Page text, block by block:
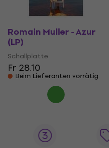
Romain Muller - Azur
(LP)
Schallplatte
Fr 28.10
Beim Lieferanten vorrätig